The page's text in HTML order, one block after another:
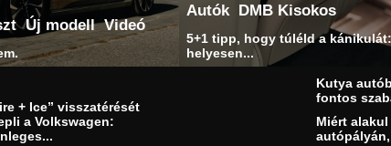
Új modell Videó
+ Ice” visszatérését
a Volkswagen:
Autók DMB Kisokos
5+1 tipp, hogy túléld a
helyesen...
Kutya
fontos
Miért